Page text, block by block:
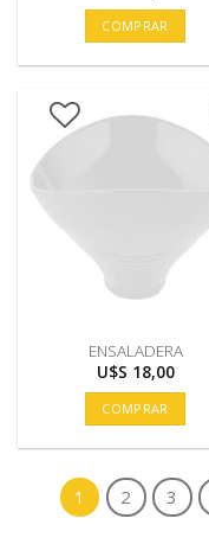
COMPRAR
ENSALADERA
U$S 18,00
COMPRAR
1 2 3